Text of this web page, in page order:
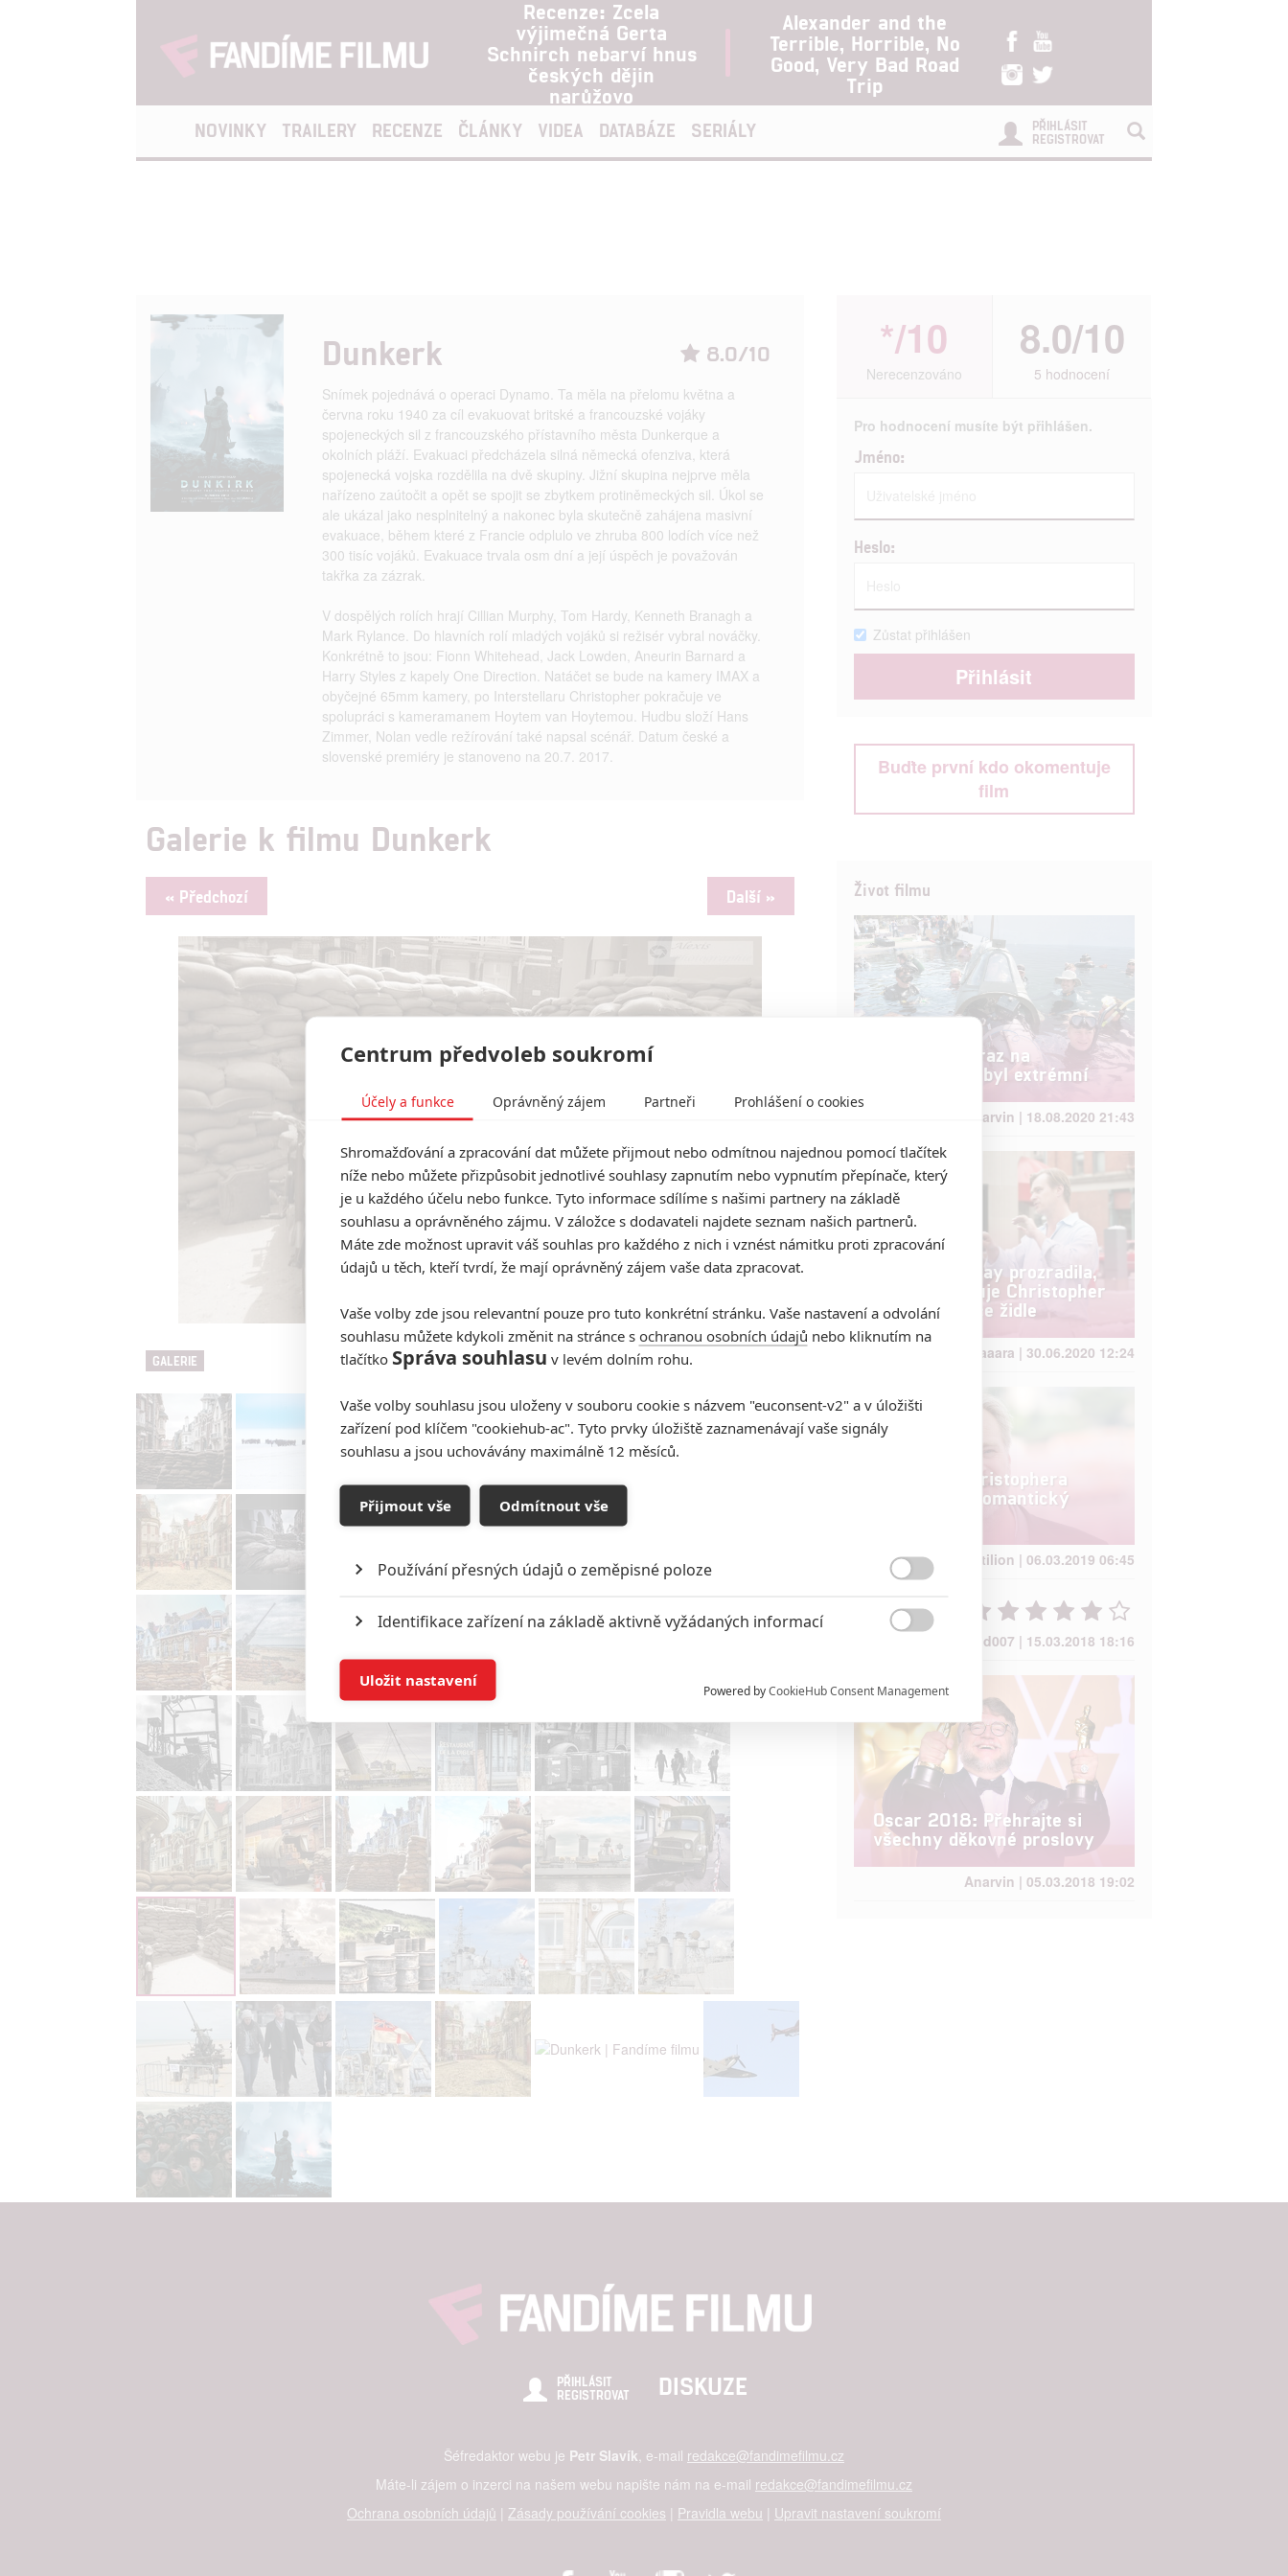
Recenze: Zcela
výjimečná Gerta
Schnirch nebarví hnus
českých dějin
narůžovo
Alexander and the
Terrible, Horrible, No
Good, Very Bad Road
Trip
NOVINKY TRAILERY RECENZE ČLÁNKY VIDEA DATABÁZE SERIÁLY
PŘIHLÁSIT
REGISTROVAT
8.0/10
Dunkerk
Snímek pojednává o operaci Dynamo. Ta měla na přelomu května a
června roku 1940 za cíl evakuovat britské a francouzské vojáky
spojeneckých sil z francouzského přístavního města Dunkerque a
okolních pláží. Evakuaci předcházela silná německá ofenziva, která
spojenecká vojska rozdělila na dvě skupiny. Jižní skupina nejprve měla
nařízeno zaútočit a opět se spojit se zbytkem protiněmeckých sil. Úkol se
ale ukázal jako nesplnitelný a nakonec byla skutečně zahájena masivní
evakuace, během které z Francie odplulo ve zhruba 800 lodích více než
300 tisíc vojáků. Evakuace trvala osm dní a její úspěch je považován
takřka za zázrak.
V dospělých rolích hrají Cillian Murphy, Tom Hardy, Kenneth Branagh a
Mark Rylance. Do hlavních rolí mladých vojáků si režisér vybral nováčky.
Konkrétně to jsou: Fionn Whitehead, Jack Lowden, Aneurin Barnard a
Harry Styles z kapely One Direction. Natáčet se bude na kamery IMAX a
obyčejné 65mm kamery, po Interstellaru Christopher pokračuje ve
spolupráci s kameramanem Hoytem van Hoytemou. Hudbu složí Hans
Zimmer, Nolan vedle režírování také napsal scénář. Datum české a
slovenské premiéry je stanoveno na 20.7. 2017.
Galerie k filmu Dunkerk
« Předchozí Další »
GALERIE
*/10
Nerecenzováno
8.0/10
5 hodnocení
Pro hodnocení musíte být přihlášen.
Jméno:
Heslo:
Zůstat přihlášen
Buďte první kdo okomentuje
film
Život filmu
Dunkerk: Důraz na
autentičnost byl extrémní
Anarvin | 18.08.2020 21:43
Anna Hathaway prozradila,
proč netoleruje Christopher
Nolan na place židle
Jaaaara | 30.06.2020 12:24
Nový film Christophera
Nolana jako romantický
kotilion | 06.03.2019 06:45
David007 | 15.03.2018 18:16
Oscar 2018: Přehrajte si
všechny děkovné proslovy
Anarvin | 05.03.2018 19:02
PŘIHLÁSIT
REGISTROVAT
DISKUZE
Šéfredaktor webu je Petr Slavík, e-mail redakce@fandimefilmu.cz
Máte-li zájem o inzerci na našem webu napište nám na e-mail redakce@fandimefilmu.cz
Ochrana osobních údajů | Zásady používání cookies | Pravidla webu | Upravit nastavení soukromí
Centrum předvoleb soukromí
Účely a funkce Oprávněný zájem Partneři Prohlášení o cookies
Shromažďování a zpracování dat můžete přijmout nebo odmítnou najednou pomocí tlačítek
níže nebo můžete přizpůsobit jednotlivé souhlasy zapnutím nebo vypnutím přepínače, který
je u každého účelu nebo funkce. Tyto informace sdílíme s našimi partnery na základě
souhlasu a oprávněného zájmu. V záložce s dodavateli najdete seznam našich partnerů.
Máte zde možnost upravit váš souhlas pro každého z nich i vznést námitku proti zpracování
údajů u těch, kteří tvrdí, že mají oprávněný zájem vaše data zpracovat.
Vaše volby zde jsou relevantní pouze pro tuto konkrétní stránku. Vaše nastavení a odvolání
souhlasu můžete kdykoli změnit na stránce s ochranou osobních údajů nebo kliknutím na
tlačítko Správa souhlasu v levém dolním rohu.
Vaše volby souhlasu jsou uloženy v souboru cookie s názvem "euconsent-v2" a v úložišti
zařízení pod klíčem "cookiehub-ac". Tyto prvky úložiště zaznamenávají vaše signály
souhlasu a jsou uchovávány maximálně 12 měsíců.
Přijmout vše Odmítnout vše
Používání přesných údajů o zeměpisné poloze
Identifikace zařízení na základě aktivně vyžádaných informací
Ukládání a/nebo přístup k informacím v zařízení

Reklama založená na omezených údajích a měření reklamy
Personalizovaný obsah, měření obsahu, průzkum publika a vývoj
služeb
Udělením souhlasu s účely a funkcemi zde uvedenými dáváte nám i našim partnerům
možnost: Zajištění bezpečnosti, předcházení a zjišťování podvodů a odstraňování chyb,
Poskytování a zobrazování reklamy a obsahu
Powered byCookieHub Consent Management
Uložit nastavení